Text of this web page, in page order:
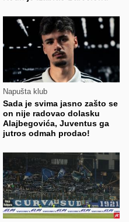
Napušta klub
Sada je svima jasno zašto se
on nije radovao dolasku
Alajbegovića, Juventus ga
jutros odmah prodao!